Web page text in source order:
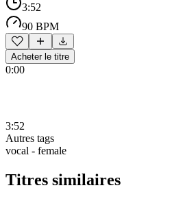
3:52
90 BPM
Acheter le titre
0:00
3:52
Autres tags
vocal - female
Titres similaires